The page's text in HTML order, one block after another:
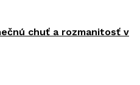
chuť a rozmanitosť v